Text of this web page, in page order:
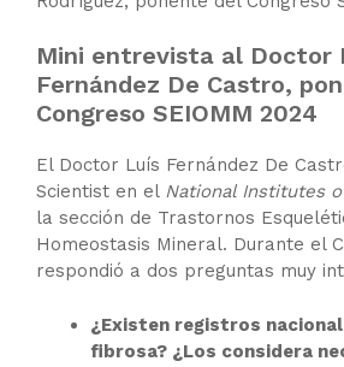
Mini entrevista al Doctor
Fernández De Castro,
Congreso SEIOMM 2024
El Doctor Luís Fernández De
Scientist en el National Institutes
la sección de Trastornos
Homeostasis Mineral. Durante el
respondió a dos preguntas muy
¿Existen registros
fibrosa? ¿Los considera